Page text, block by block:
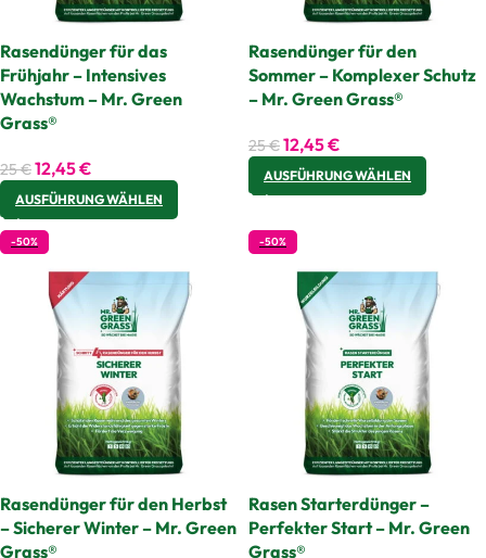
Rasendünger für das
Frühjahr – Intensives
Wachstum – Mr. Green
Grass®
25€12,45€
AUSFÜHRUNG WÄHLEN
Rasendünger für den
Sommer – Komplexer Schutz
– Mr. Green Grass®
25€12,45€
AUSFÜHRUNG WÄHLEN
-50%
Rasendünger für den Herbst
– Sicherer Winter – Mr. Green
Grass®
-50%
Rasen Starterdünger –
Perfekter Start – Mr. Green
Grass®